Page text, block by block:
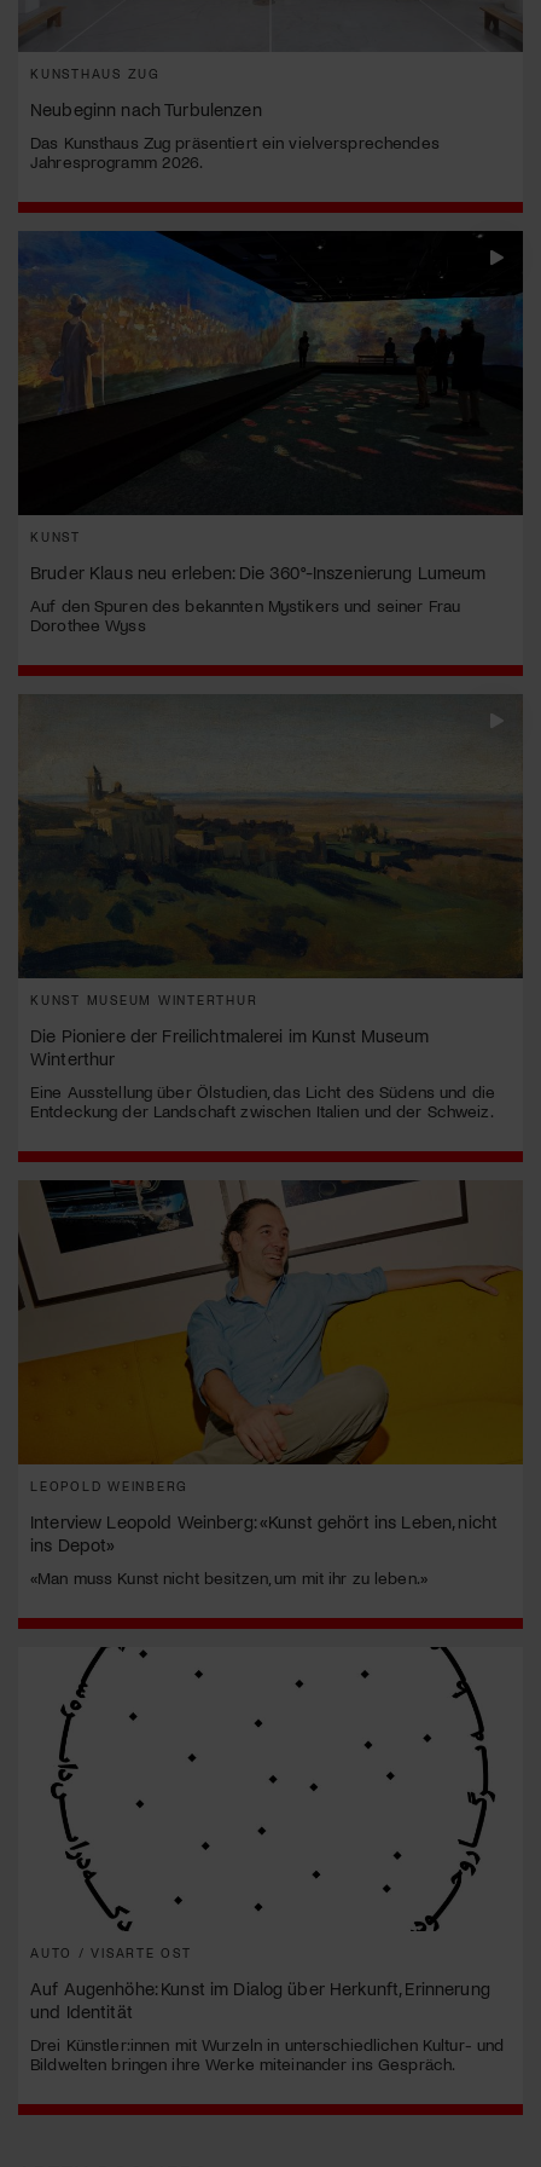
KUNSTHAUS ZUG
Neubeginn nach Turbulenzen
Das Kunsthaus Zug präsentiert ein vielversprechendes
Jahresprogramm 2026.
KUNST
Bruder Klaus neu erleben: Die 360°-Inszenierung Lumeum
Auf den Spuren des bekannten Mystikers und seiner Frau
Dorothee Wyss
KUNST MUSEUM WINTERTHUR
Die Pioniere der Freilichtmalerei im Kunst Museum
Winterthur
Eine Ausstellung über Ölstudien, das Licht des Südens und die
Entdeckung der Landschaft zwischen Italien und der Schweiz.
LEOPOLD WEINBERG
Interview Leopold Weinberg: «Kunst gehört ins Leben, nicht
ins Depot»
«Man muss Kunst nicht besitzen, um mit ihr zu leben.»
AUTO / VISARTE OST
Auf Augenhöhe: Kunst im Dialog über Herkunft, Erinnerung
und Identität
Drei Künstler:innen mit Wurzeln in unterschiedlichen Kultur- und
Bildwelten bringen ihre Werke miteinander ins Gespräch.